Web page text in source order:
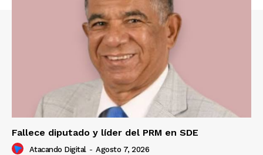
Fallece diputado y líder del PRM en SDE
Atacando Digital - Agosto 7, 2026